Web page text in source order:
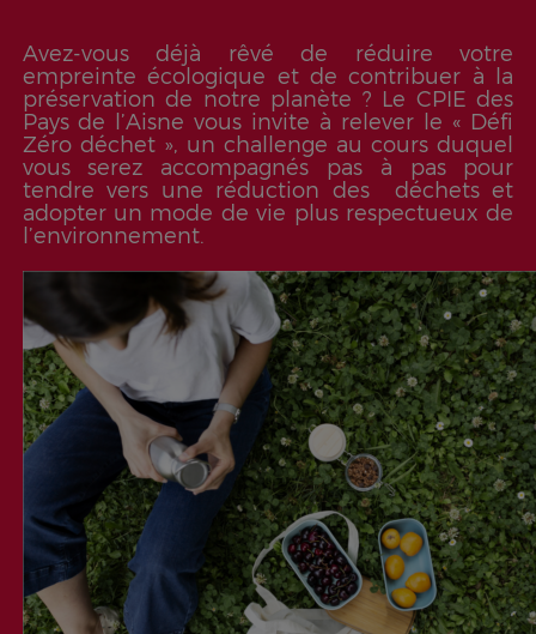
Avez-vous déjà rêvé de réduire votre
empreinte écologique et de contribuer à la
préservation de notre planète ? Le CPIE des
Pays de l’Aisne vous invite à relever le « Défi
Zéro déchet », un challenge au cours duquel
vous serez accompagnés pas à pas pour
tendre vers une réduction des déchets et
adopter un mode de vie plus respectueux de
l’environnement.